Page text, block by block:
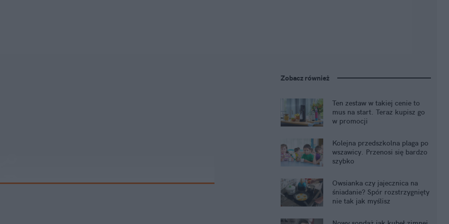
Zobacz również
Ten zestaw w takiej cenie to
mus na start. Teraz kupisz go
w promocji
Kolejna przedszkolna plaga po
wszawicy. Przenosi się bardzo
szybko
Owsianka czy jajecznica na
śniadanie? Spór rozstrzygnięty
nie tak jak myślisz